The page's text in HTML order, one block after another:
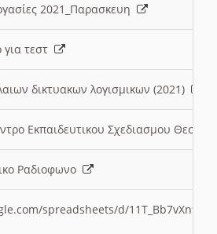
2021_Παρασκευη
τεστ
δικτυακων λογισμικων (2021)
Εκπαιδευτικου Σχεδιασμου
Ραδιοφωνο
spreadsheets/d/